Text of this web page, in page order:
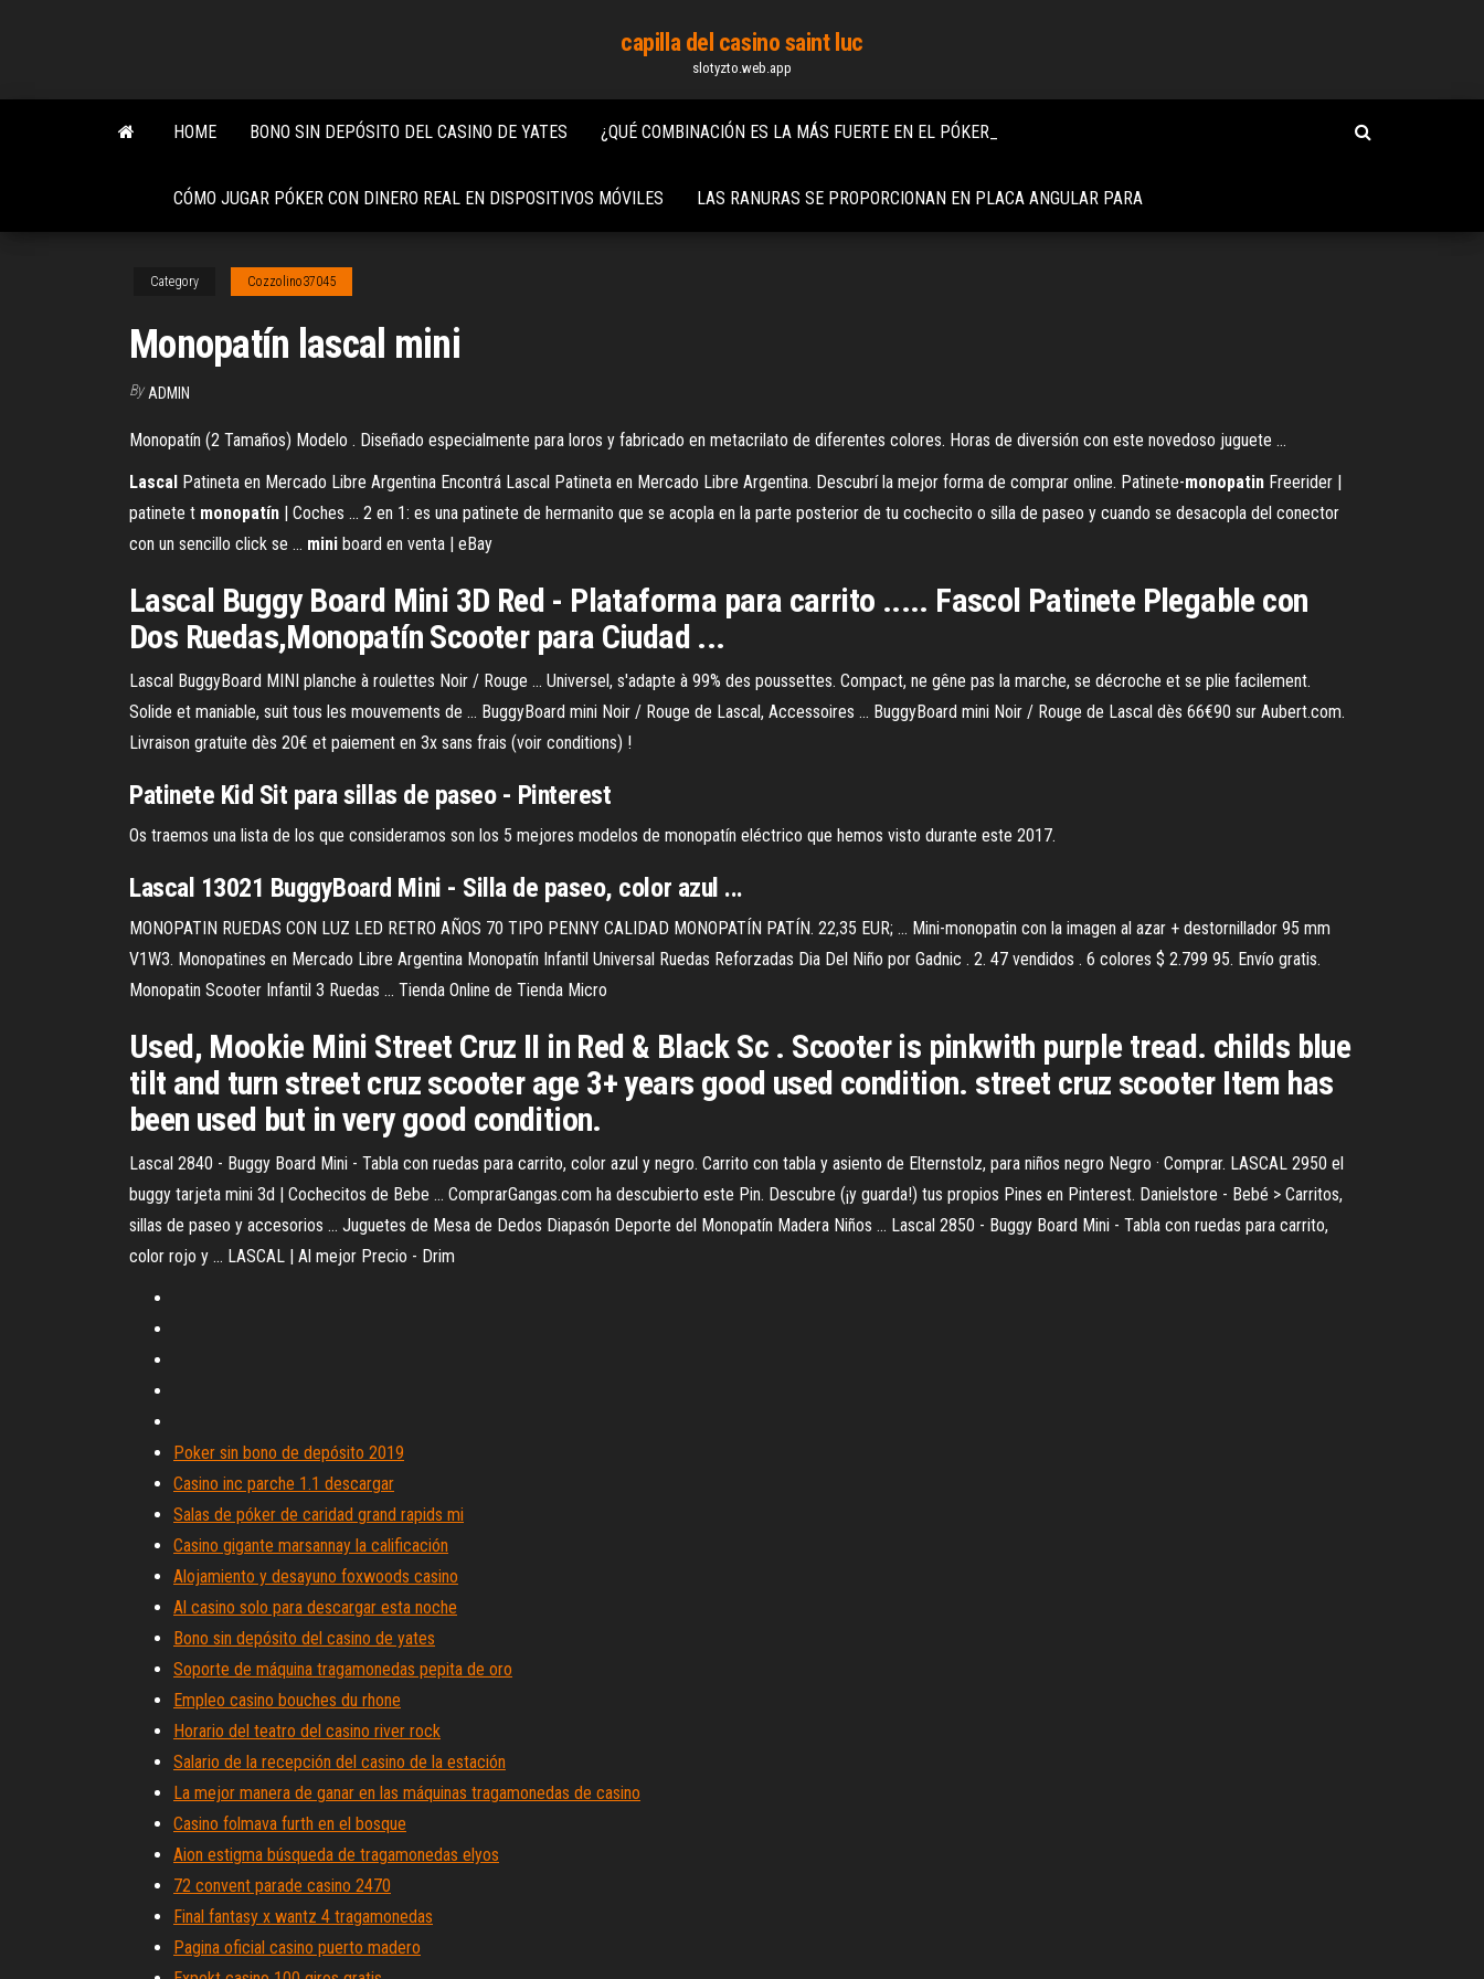
content
capilla del casino saint luc
slotyzto.web.app
HOME BONO SIN DEPÓSITO DEL CASINO DE YATES ¿QUÉ COMBINACIÓN ES LA MÁS FUERTE EN EL PÓKER_
CÓMO JUGAR PÓKER CON DINERO REAL EN DISPOSITIVOS MÓVILES LAS RANURAS SE PROPORCIONAN EN PLACA ANGULAR PARA
Category Cozzolino37045
Monopatín lascal mini
By ADMIN
Monopatín (2 Tamaños) Modelo . Diseñado especialmente para loros y fabricado en metacrilato de diferentes colores. Horas de diversión con este novedoso juguete ...
Lascal Patineta en Mercado Libre Argentina Encontrá Lascal Patineta en Mercado Libre Argentina. Descubrí la mejor forma de comprar online. Patinete-monopatin Freerider |
patinete t monopatín | Coches ... 2 en 1: es una patinete de hermanito que se acopla en la parte posterior de tu cochecito o silla de paseo y cuando se desacopla del conector
con un sencillo click se ... mini board en venta | eBay
Lascal Buggy Board Mini 3D Red - Plataforma para carrito ..... Fascol Patinete Plegable con
Dos Ruedas,Monopatín Scooter para Ciudad ...
Lascal BuggyBoard MINI planche à roulettes Noir / Rouge ... Universel, s'adapte à 99% des poussettes. Compact, ne gêne pas la marche, se décroche et se plie facilement.
Solide et maniable, suit tous les mouvements de ... BuggyBoard mini Noir / Rouge de Lascal, Accessoires ... BuggyBoard mini Noir / Rouge de Lascal dès 66€90 sur Aubert.com.
Livraison gratuite dès 20€ et paiement en 3x sans frais (voir conditions) !
Patinete Kid Sit para sillas de paseo - Pinterest
Os traemos una lista de los que consideramos son los 5 mejores modelos de monopatín eléctrico que hemos visto durante este 2017.
Lascal 13021 BuggyBoard Mini - Silla de paseo, color azul ...
MONOPATIN RUEDAS CON LUZ LED RETRO AÑOS 70 TIPO PENNY CALIDAD MONOPATÍN PATÍN. 22,35 EUR; ... Mini-monopatin con la imagen al azar + destornillador 95 mm
V1W3. Monopatines en Mercado Libre Argentina Monopatín Infantil Universal Ruedas Reforzadas Dia Del Niño por Gadnic . 2. 47 vendidos . 6 colores $ 2.799 95. Envío gratis.
Monopatin Scooter Infantil 3 Ruedas ... Tienda Online de Tienda Micro
Used, Mookie Mini Street Cruz II in Red & Black Sc . Scooter is pinkwith purple tread. childs blue
tilt and turn street cruz scooter age 3+ years good used condition. street cruz scooter Item has
been used but in very good condition.
Lascal 2840 - Buggy Board Mini - Tabla con ruedas para carrito, color azul y negro. Carrito con tabla y asiento de Elternstolz, para niños negro Negro · Comprar. LASCAL 2950 el
buggy tarjeta mini 3d | Cochecitos de Bebe ... ComprarGangas.com ha descubierto este Pin. Descubre (¡y guarda!) tus propios Pines en Pinterest. Danielstore - Bebé > Carritos,
sillas de paseo y accesorios ... Juguetes de Mesa de Dedos Diapasón Deporte del Monopatín Madera Niños ... Lascal 2850 - Buggy Board Mini - Tabla con ruedas para carrito,
color rojo y ... LASCAL | Al mejor Precio - Drim
Poker sin bono de depósito 2019
Casino inc parche 1.1 descargar
Salas de póker de caridad grand rapids mi
Casino gigante marsannay la calificación
Alojamiento y desayuno foxwoods casino
Al casino solo para descargar esta noche
Bono sin depósito del casino de yates
Soporte de máquina tragamonedas pepita de oro
Empleo casino bouches du rhone
Horario del teatro del casino river rock
Salario de la recepción del casino de la estación
La mejor manera de ganar en las máquinas tragamonedas de casino
Casino folmava furth en el bosque
Aion estigma búsqueda de tragamonedas elyos
72 convent parade casino 2470
Final fantasy x wantz 4 tragamonedas
Pagina oficial casino puerto madero